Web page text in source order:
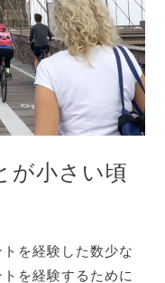
が小さい頃
を経験した数少な
を経験するために